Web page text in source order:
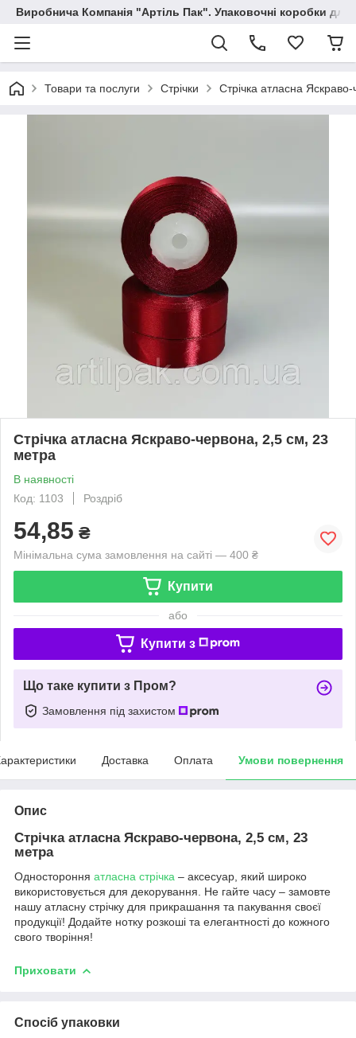
Виробнича Компанія "Артіль Пак". Упаковочні коробки для
Товари та послуги Стрічки Стрічка атласна
Стрічка атласна Яскраво-червона, 2,5 см, 23
метра
В наявності
Код: 1103
Роздріб
54,85 ₴
Мінімальна сума замовлення на сайті — 400 ₴
Купити
або
Купити з
Що таке купити з Пром?
Замовлення під захистом
Доставка Оплата Умови повернення
Опис
Стрічка атласна Яскраво-червона, 2,5 см, 23
метра
Одностороння атласна стрічка – аксесуар, який широко
використовується для декорування. Не гайте часу – замовте
нашу атласну стрічку для прикрашання та пакування своєї
продукції! Додайте нотку розкоші та елегантності до кожного
свого творіння!
Приховати
Спосіб упаковки